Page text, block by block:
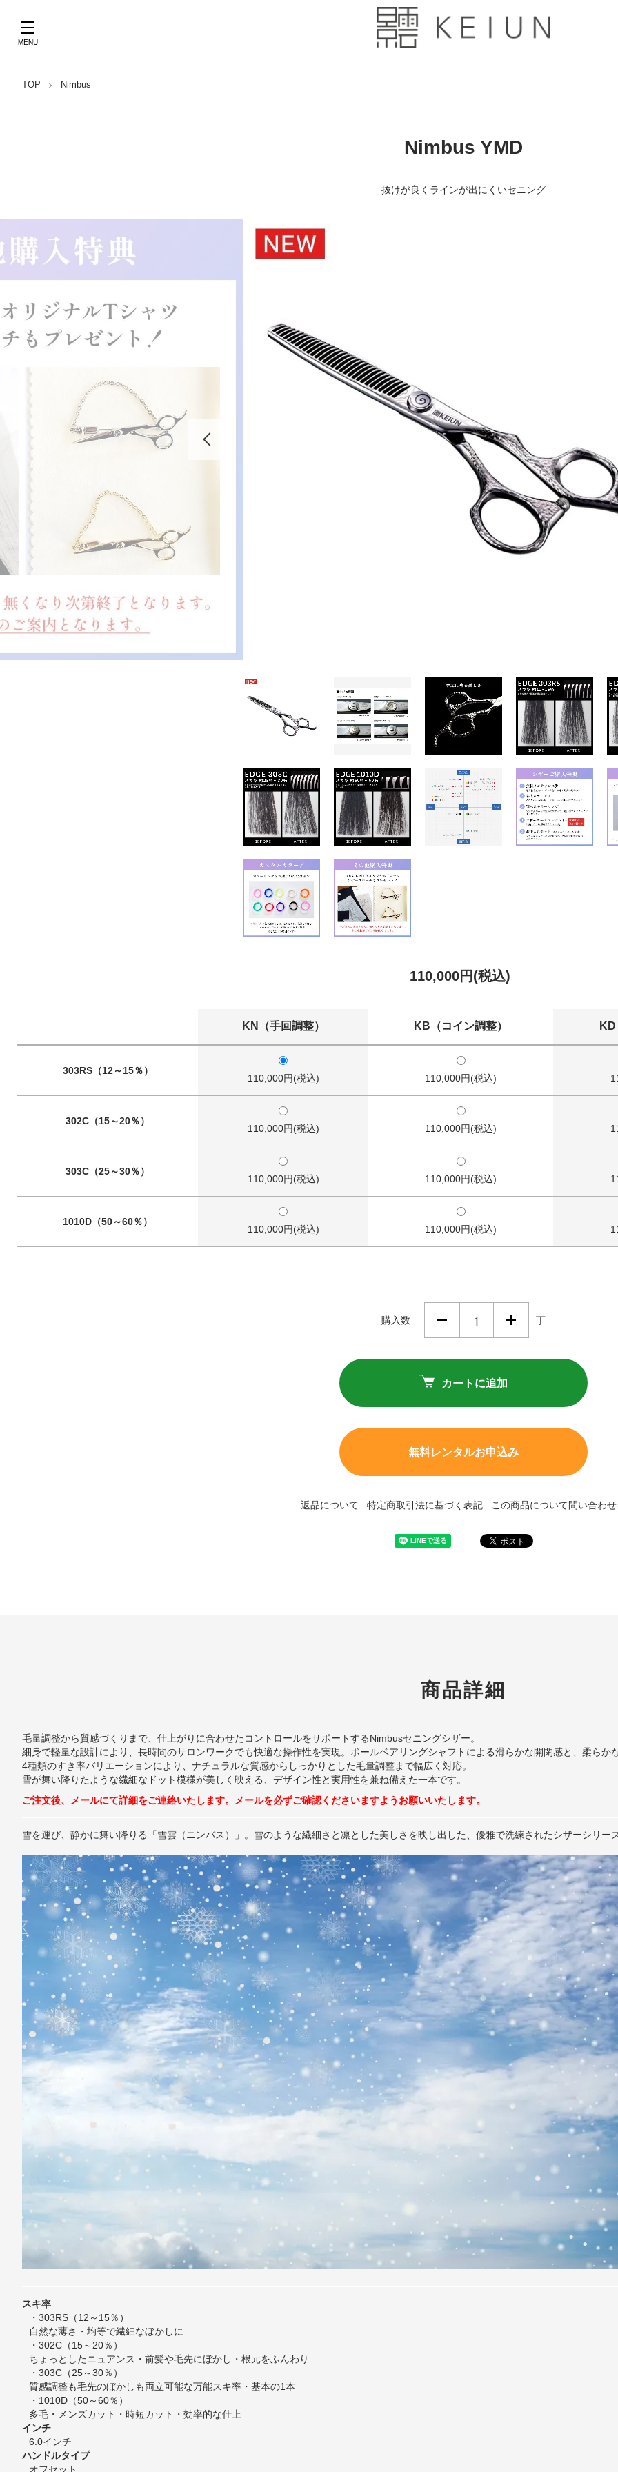
TOP Nimbus
Nimbus YMD
抜けが良くラインが出にくいセニング
110,000円(税込)
KN（手回調整） KB（コイン調整）
303RS（12～15％）
110,000円(税込) 110,000円(税込)
302C（15～20％）
110,000円(税込) 110,000円(税込)
303C（25～30％）
110,000円(税込) 110,000円(税込)
1010D（50～60％）
110,000円(税込) 110,000円(税込)
購入数 丁
カートに追加
無料レンタルお申込み
返品について 特定商取引法に基づく表記 この商品について問い合わ
商品詳細
毛量調整から質感づくりまで、仕上がりに合わせたコントロールをサポートするNimbusセニングシザー。
細身で軽量な設計により、長時間のサロンワークでも快適な操作性を実現。ボールベアリングシャフトによる滑らかな開閉感と、柔らか
4種類のすき率バリエーションにより、ナチュラルな質感からしっかりとした毛量調整まで幅広く対応。
雪が舞い降りたような繊細なドット模様が美しく映える、デザイン性と実用性を兼ね備えた一本です。
ご注文後、メールにて詳細をご連絡いたします。メールを必ずご確認くださいますようお願いいたします。
雪を運び、静かに舞い降りる「雪雲（ニンバス）」。雪のような繊細さと凛とした美しさを映し出した、優雅で洗練されたシザーシリー
スキ率
・303RS（12～15％）
自然な薄さ・均等で繊細なぼかしに
・302C（15～20％）
ちょっとしたニュアンス・前髪や毛先にぼかし・根元をふんわり
・303C（25～30％）
質感調整も毛先のぼかしも両立可能な万能スキ率・基本の1本
・1010D（50～60％）
多毛・メンズカット・時短カット・効率的な仕上
インチ
6.0インチ
ハンドルタイプ
オフセット